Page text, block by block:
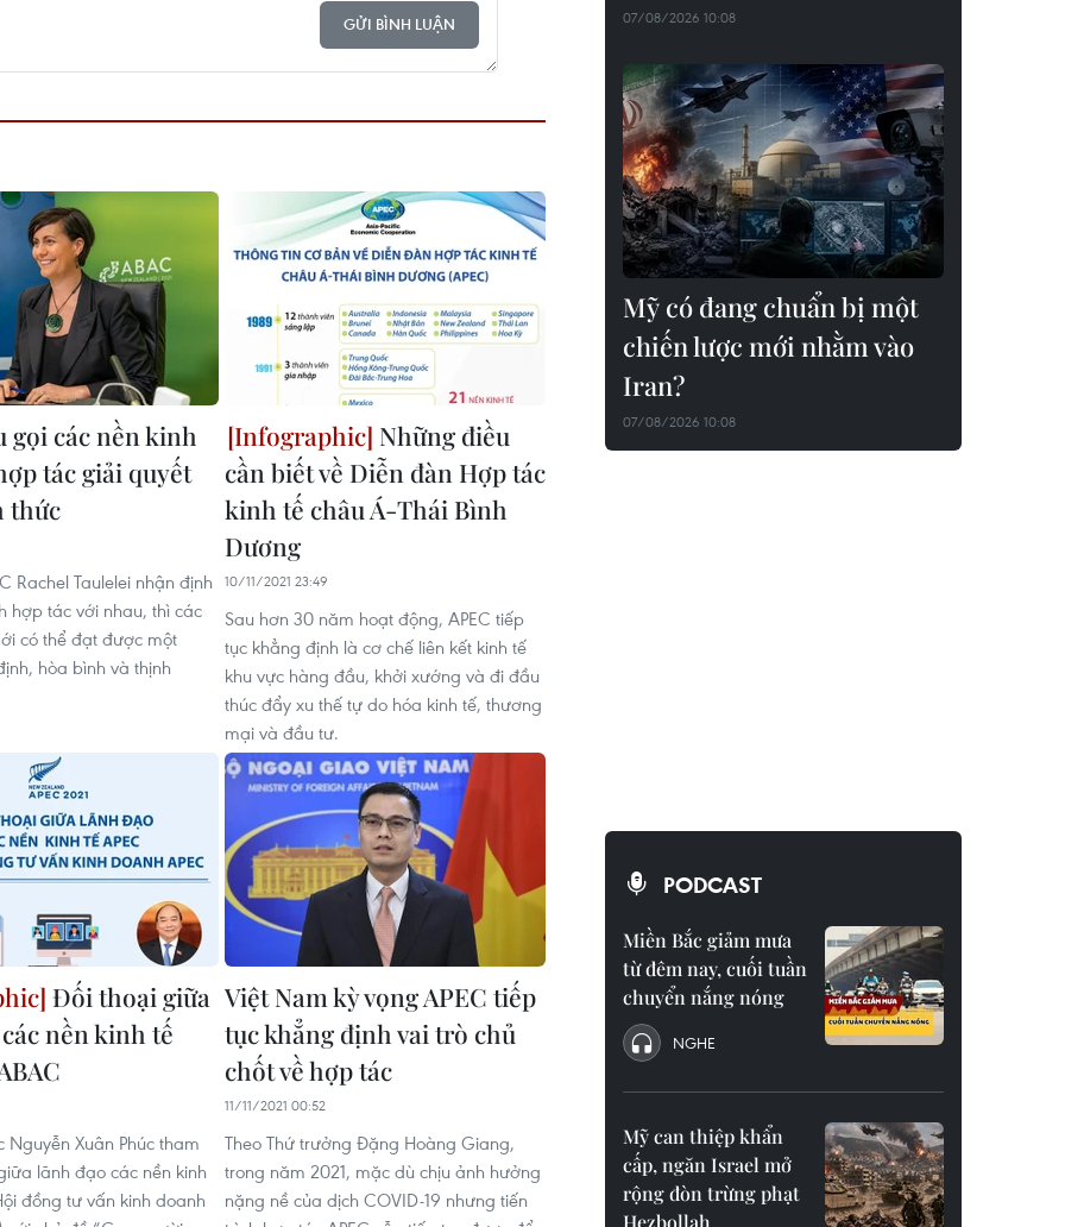
GỬI BÌNH LUẬN
gọi các nền kinh
tác giải quyết
thức
Rachel Taulelei nhận định
hợp tác với nhau, thì các
có thể đạt được một
hòa bình và thịnh
Những điều
cần biết về Diễn đàn Hợp tác
kinh tế châu Á-Thái Bình
Dương
10/11/2021 23:49
Sau hơn 30 năm hoạt động, APEC tiếp
tục khẳng định là cơ chế liên kết kinh tế
khu vực hàng đầu, khởi xướng và đi đầu
thúc đẩy xu thế tự do hóa kinh tế, thương
mại và đầu tư.
Đối thoại giữa
nền kinh tế
Nguyễn Xuân Phúc tham
lãnh đạo các nền kinh
đồng tư vấn kinh doanh
Việt Nam kỳ vọng APEC tiếp
tục khẳng định vai trò chủ
chốt về hợp tác
11/11/2021 00:52
Theo Thứ trưởng Đặng Hoàng Giang,
trong năm 2021, mặc dù chịu ảnh hưởng
nặng nề của dịch COVID-19 nhưng tiến
07/08/2026 10:08
Mỹ có đang chuẩn bị một
chiến lược mới nhằm vào
Iran?
07/08/2026 10:08
PODCAST
Miền Bắc giảm mưa
từ đêm nay, cuối tuần
chuyển nắng nóng
NGHE
Mỹ can thiệp khẩn
cấp, ngăn Israel mở
rộng đòn trừng phạt
Hezbollah